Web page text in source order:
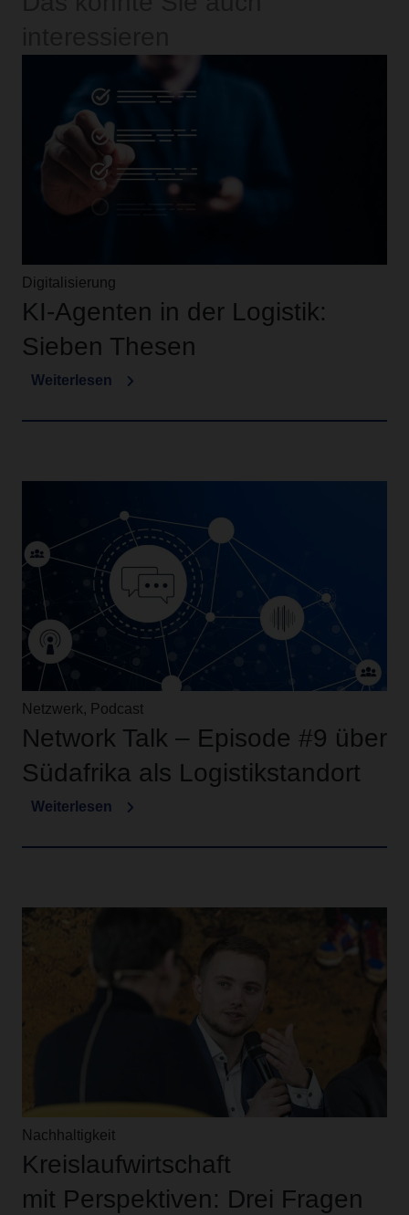
Digitalisierung
KI-Agenten in der Logistik:
Sieben Thesen
Weiterlesen
Netzwerk, Podcast
Network Talk – Episode #9 über
Südafrika als Logistikstandort
Weiterlesen
Nachhaltigkeit
Kreislaufwirtschaft
mit Perspektiven: Drei Fragen